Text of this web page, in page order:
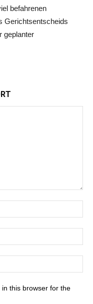
befahrenen
Gerichtsentscheids
geplanter
this browser for the